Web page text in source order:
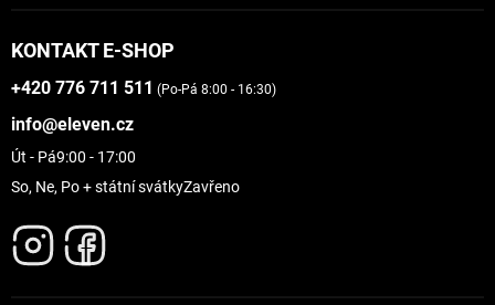
KONTAKT E-SHOP
+420 776 711 511 (Po-Pá 8:00 - 16:30)
info@eleven.cz
Út - Pá9:00 - 17:00
So, Ne, Po + státní svátkyZavřeno